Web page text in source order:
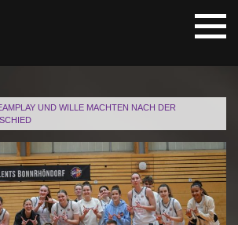
UND WILLE MACHTEN NACH DER